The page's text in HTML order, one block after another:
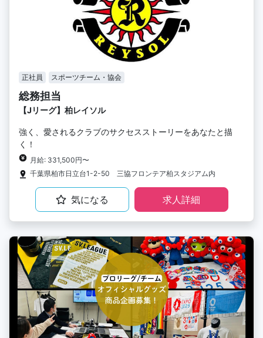
正社員 スポーツチーム・協会
総務担当
【Jリーグ】柏レイソル
強く、愛されるクラブのサクセスストーリーをあなたと描
く！
月給: 331,500円〜
千葉県柏市日立台1-2-50 三協フロンテア柏スタジアム内
気になる 求人詳細